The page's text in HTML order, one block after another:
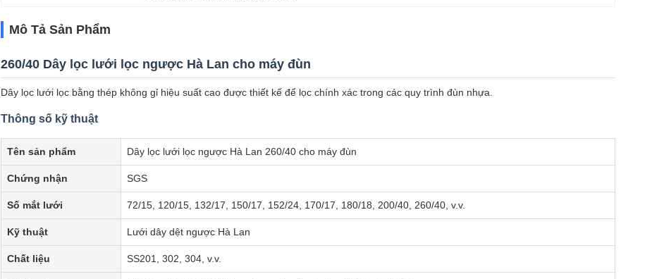
Mô Tả Sản Phẩm
260/40 Dây lọc lưới lọc ngược Hà Lan cho máy đùn
Dây lọc lưới lọc bằng thép không gỉ hiệu suất cao được thiết kế để lọc chính xác trong các quy trình đùn nhựa.
Thông số kỹ thuật
Tên sản phẩm Dây lọc lưới lọc ngược Hà Lan 260/40 cho máy đùn
Chứng nhận SGS
Số mắt lưới 72/15, 120/15, 132/17, 150/17, 152/24, 170/17, 180/18, 200/40, 260/40, v.v.
Kỹ thuật Lưới dây dệt ngược Hà Lan
Chất liệu SS201, 302, 304, v.v.